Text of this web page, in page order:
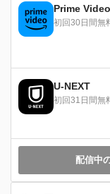
⽬
の
Prime Video
初回30日間無
U-NEXT
初回31日間無
配信中